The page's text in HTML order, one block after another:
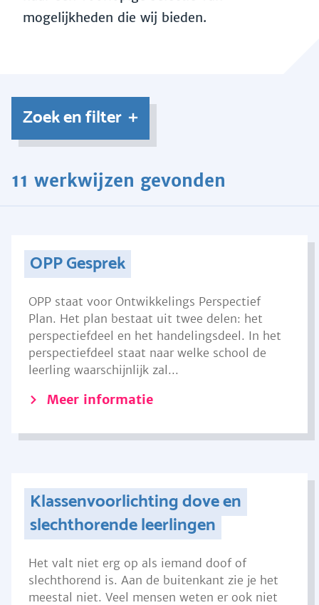
mogelijkheden die wij bieden.
Zoek en filter
11 werkwijzen gevonden
OPP Gesprek
OPP staat voor Ontwikkelings Perspectief
Plan. Het plan bestaat uit twee delen: het
perspectiefdeel en het handelingsdeel. In het
perspectiefdeel staat naar welke school de
leerling waarschijnlijk zal...
Meer informatie
Klassenvoorlichting dove en
slechthorende leerlingen
Het valt niet erg op als iemand doof of
slechthorend is. Aan de buitenkant zie je het
meestal niet. Veel mensen weten er ook niet